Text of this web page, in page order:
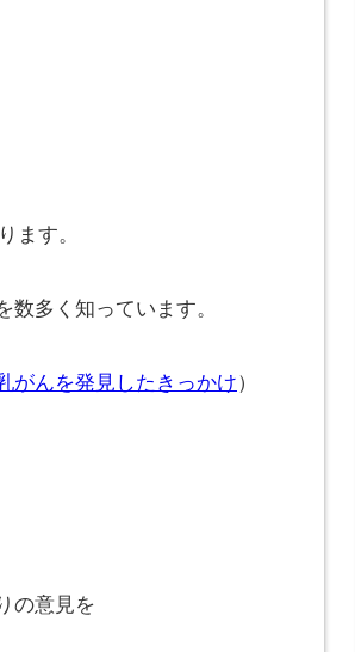
ます。
多く知っています。
がんを発見したきっかけ）
の意見を